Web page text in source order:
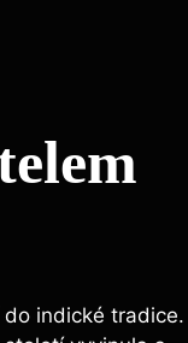
indické tradice.